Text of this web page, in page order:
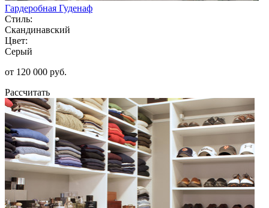
Гардеробная Гуденаф
Стиль:
Скандинавский
Цвет:
Серый
от 120 000 руб.
Рассчитать